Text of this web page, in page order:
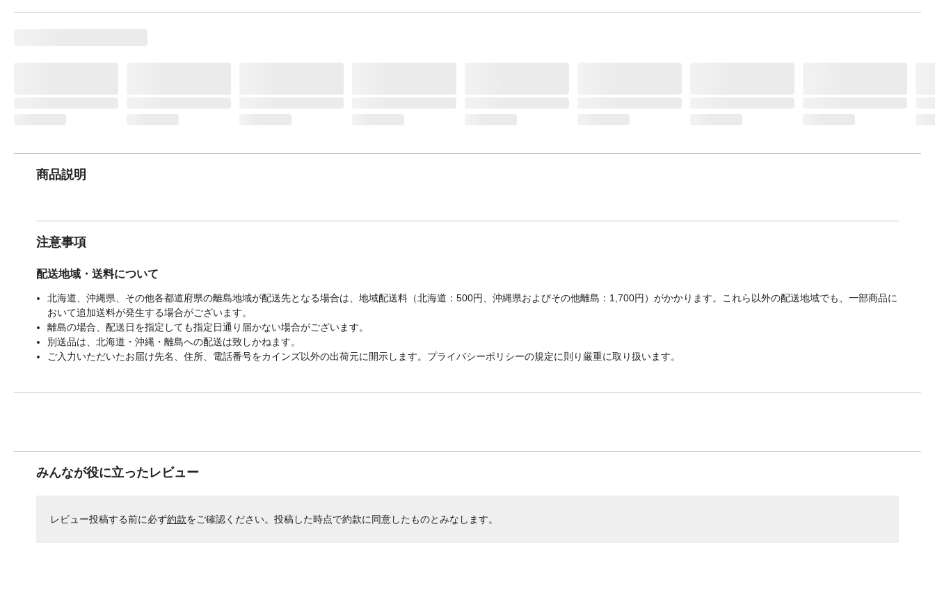
商品説明
注意事項
配送地域・送料について
北海道、沖縄県、その他各都道府県の離島地域が配送先となる場合は、地域配送料（北海道：500円、沖縄県およびその他離島：1,700円）がかかります。これら以外の配送地域でも、一部商品に
おいて追加送料が発生する場合がございます。
離島の場合、配送日を指定しても指定日通り届かない場合がございます。
別送品は、北海道・沖縄・離島への配送は致しかねます。
ご入力いただいたお届け先名、住所、電話番号をカインズ以外の出荷元に開示します。プライバシーポリシーの規定に則り厳重に取り扱います。
みんなが役に立ったレビュー
レビュー投稿する前に必ず約款をご確認ください。投稿した時点で約款に同意したものとみなします。